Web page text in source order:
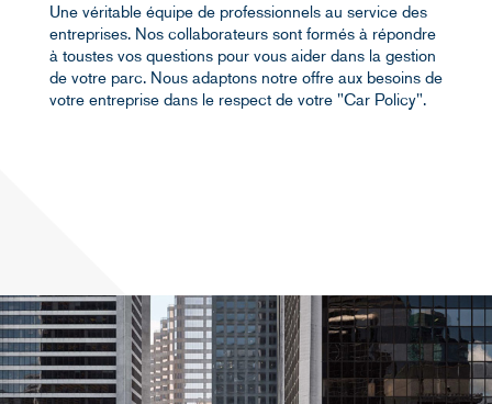
Une véritable équipe de professionnels au service des
entreprises. Nos collaborateurs sont formés à répondre
à toustes vos questions pour vous aider dans la gestion
de votre parc. Nous adaptons notre offre aux besoins de
votre entreprise dans le respect de votre "Car Policy".